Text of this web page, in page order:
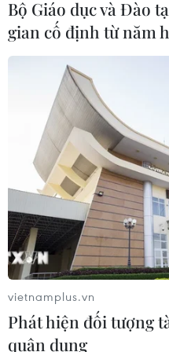
CƠ QUAN CHỦ QUẢN: THÔNG TẤN XÃ
Tổng Biên tập: TRẦN TIẾN
Phó Tổng Biên tập:
Sở hữu trí tuệ
RSS
Ngôn ngữ
Dịch vụ tin
Liên hệ
Bộ Giáo dục và Đào
gian cố định từ năm
vietnamplus.vn
Phát hiện đối tượng
quân dụng